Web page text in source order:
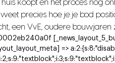
huis koopt en het proces nog
precies hoe je je bod
een VvE, oudere
=>